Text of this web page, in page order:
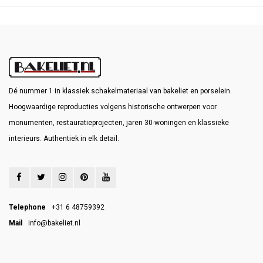
Dé nummer 1 in klassiek schakelmateriaal van bakeliet en porselein.
Hoogwaardige reproducties volgens historische ontwerpen voor
monumenten, restauratieprojecten, jaren 30-woningen en klassieke
interieurs. Authentiek in elk detail.
Telephone
+31 6 48759392
Mail
info@bakeliet.nl